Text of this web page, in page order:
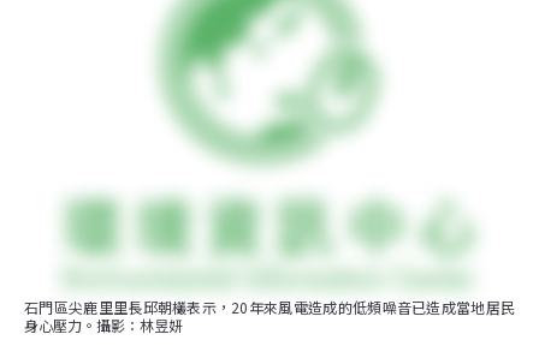
石門區尖鹿里里長邱朝欉表示，20年來風電造成的低頻噪音已造成當地居民
身心壓力。攝影：林昱妍